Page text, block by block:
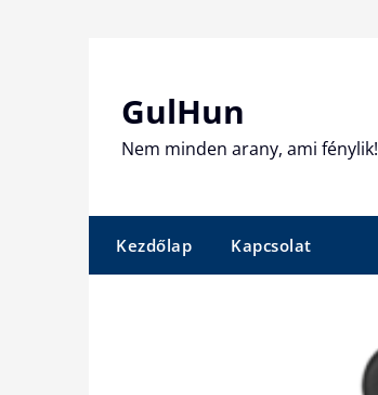
GulHun
Nem minden arany, ami fénylik!
Kezdőlap Kapcsolat